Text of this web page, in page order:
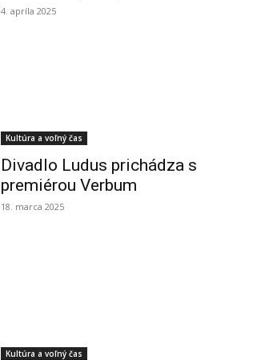
4. apríla 2025
Kultúra a voľný čas
Divadlo Ludus prichádza s
premiérou Verbum
18. marca 2025
Kultúra a voľný čas